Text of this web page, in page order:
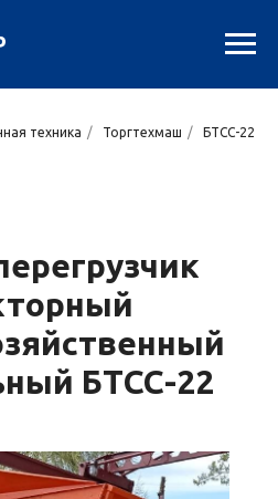
техника / Торгтехмаш / БТСС-22
БТСС-22